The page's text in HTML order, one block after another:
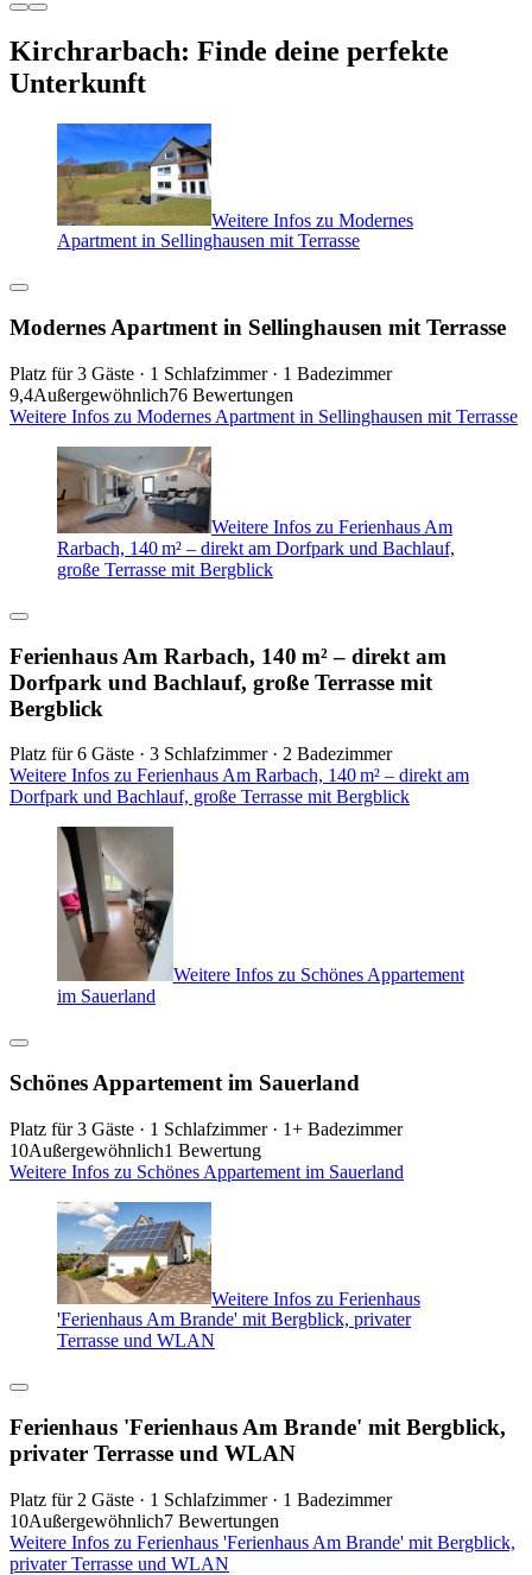
Kirchrarbach: Finde deine perfekte
Unterkunft
Weitere Infos zu Modernes
Apartment in Sellinghausen mit Terrasse
Modernes Apartment in Sellinghausen mit Terrasse
Platz für 3 Gäste · 1 Schlafzimmer · 1 Badezimmer
9,4Außergewöhnlich76 Bewertungen
Weitere Infos zu Modernes Apartment in Sellinghausen mit Terrasse
Weitere Infos zu Ferienhaus Am
Rarbach, 140 m² – direkt am Dorfpark und Bachlauf,
große Terrasse mit Bergblick
Ferienhaus Am Rarbach, 140 m² – direkt am
Dorfpark und Bachlauf, große Terrasse mit
Bergblick
Platz für 6 Gäste · 3 Schlafzimmer · 2 Badezimmer
Weitere Infos zu Ferienhaus Am Rarbach, 140 m² – direkt am
Dorfpark und Bachlauf, große Terrasse mit Bergblick
Weitere Infos zu Schönes Appartement
im Sauerland
Schönes Appartement im Sauerland
Platz für 3 Gäste · 1 Schlafzimmer · 1+ Badezimmer
10Außergewöhnlich1 Bewertung
Weitere Infos zu Schönes Appartement im Sauerland
Weitere Infos zu Ferienhaus
'Ferienhaus Am Brande' mit Bergblick, privater
Terrasse und WLAN
Ferienhaus 'Ferienhaus Am Brande' mit Bergblick,
privater Terrasse und WLAN
Platz für 2 Gäste · 1 Schlafzimmer · 1 Badezimmer
10Außergewöhnlich7 Bewertungen
Weitere Infos zu Ferienhaus 'Ferienhaus Am Brande' mit Bergblick,
privater Terrasse und WLAN